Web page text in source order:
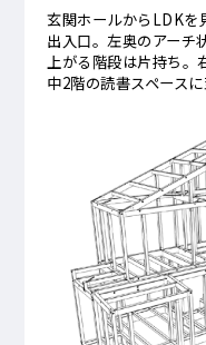
玄関ホールからLDKを
出入口。左奥のアーチ
上がる階段は片持ち
中2階の読書スペースに